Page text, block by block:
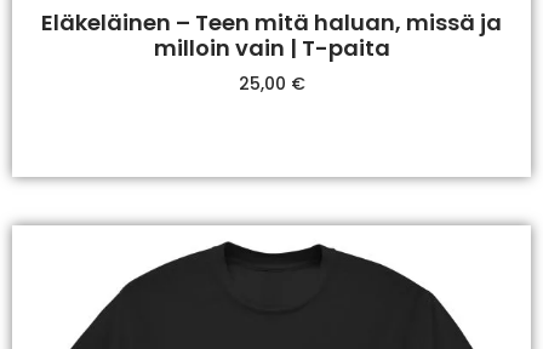
Eläkeläinen – Teen mitä haluan, missä ja
milloin vain | T-paita
25,00 €